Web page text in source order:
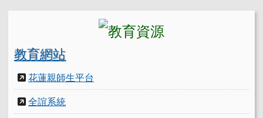
教育網站
花蓮親師生平台
全誼系統